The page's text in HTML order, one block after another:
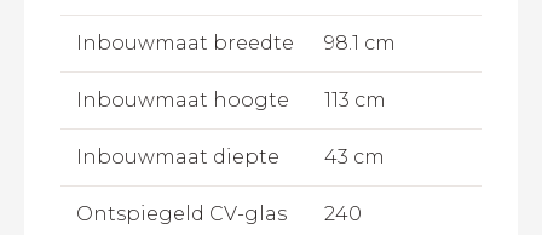
Inbouwmaat breedte 98.1 cm
Inbouwmaat hoogte 113 cm
Inbouwmaat diepte 43 cm
Ontspiegeld CV-glas 240